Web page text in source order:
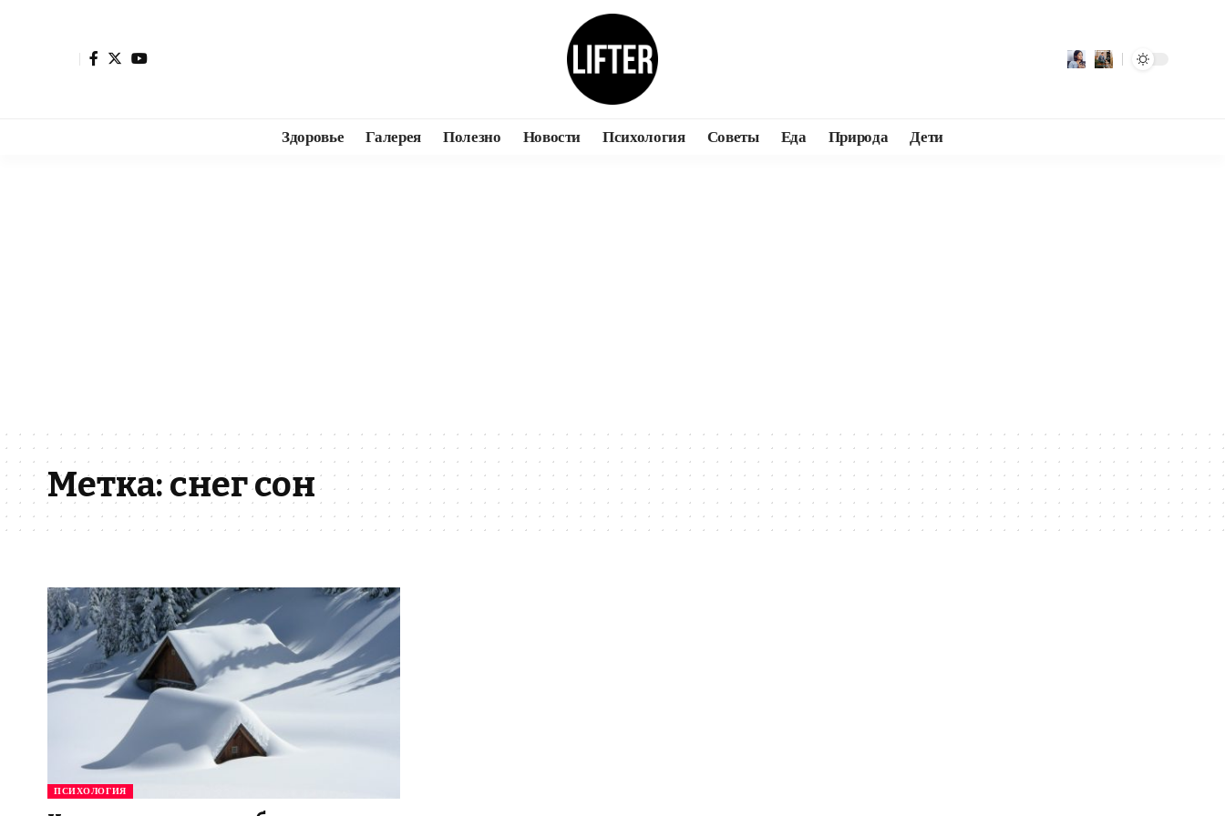
Здоровье Галерея Полезно Новости Психология Советы Еда Природа Дети
Метка:снег сон
ПСИХОЛОГИЯ